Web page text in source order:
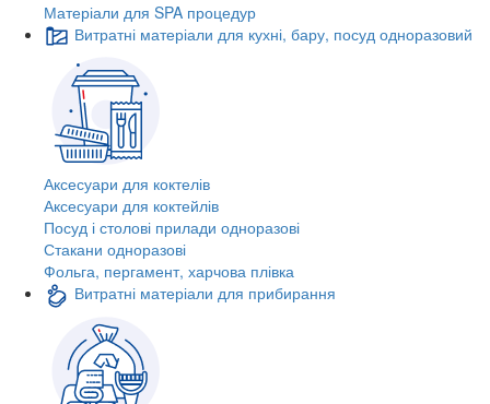
Матеріали для SPA процедур
Витратні матеріали для кухні, бару, посуд одноразовий
Аксесуари для коктелів
Аксесуари для коктейлів
Посуд і столові прилади одноразові
Стакани одноразові
Фольга, пергамент, харчова плівка
Витратні матеріали для прибирання